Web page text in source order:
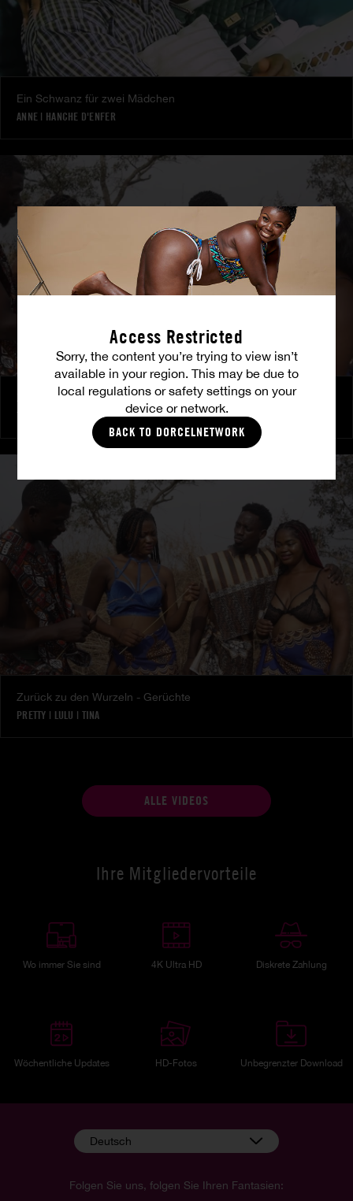
Access Restricted
Sorry, the content you’re trying to view isn’t
available in your region. This may be due to
local regulations or safety settings on your
device or network.
BACK TO DORCELNETWORK
Ein Schwanz für zwei Mädchen
ANNE | HANCHE D'ENFER
Zurück zu den Wurzeln - Natur
TINA
Zurück zu den Wurzeln - Gerüchte
PRETTY | LULU | TINA
ALLE VIDEOS
Ihre Mitgliedervorteile
Wo immer Sie sind 4K Ultra HD Diskrete Zahlung
Wöchentliche Updates HD-Fotos Unbegrenzter Download
Folgen Sie uns, folgen Sie Ihren Fantasien:
Deutsch